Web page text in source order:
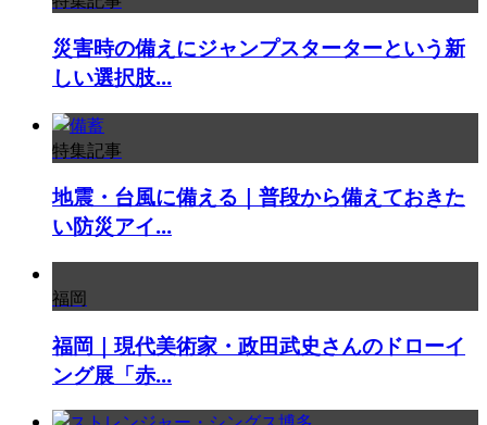
災害時の備えにジャンプスターターという新
しい選択肢...
特集記事
地震・台風に備える｜普段から備えておきた
い防災アイ...
福岡
福岡｜現代美術家・政田武史さんのドローイ
ング展「赤...